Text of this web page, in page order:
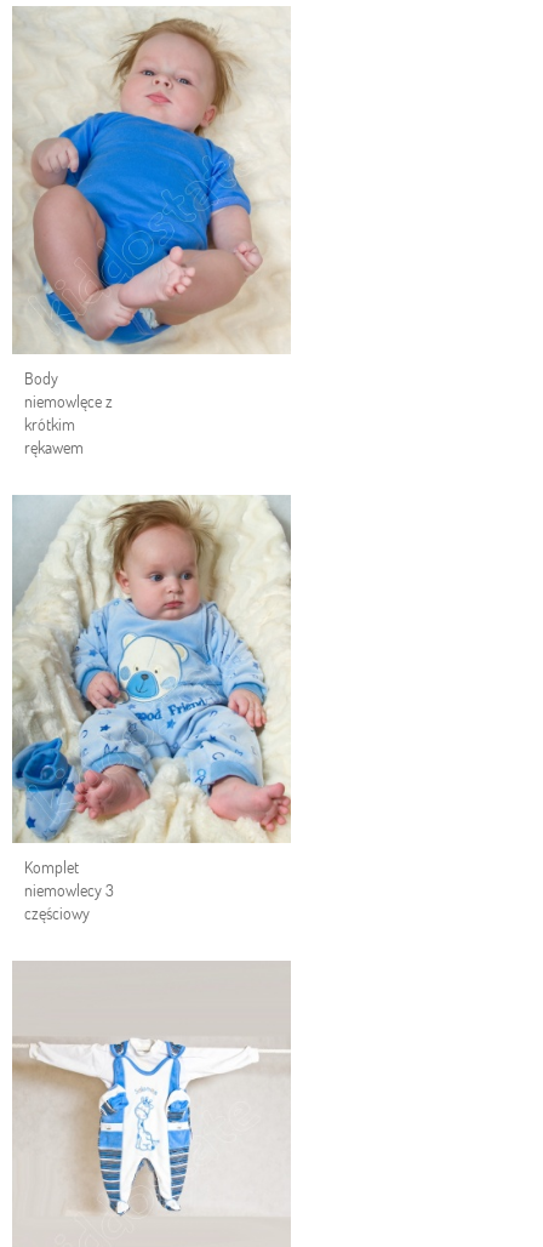
Body
niemowlęce z
krótkim
rękawem
Komplet
niemowlecy 3
częściowy